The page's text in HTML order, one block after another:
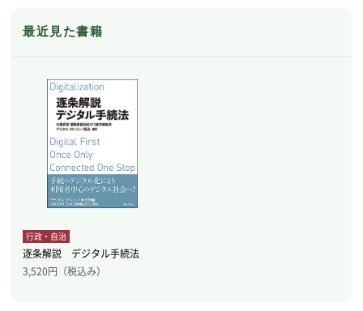
最近見た書籍
行政・自治
逐条解説 デジタル手続法
3,520円（税込み）